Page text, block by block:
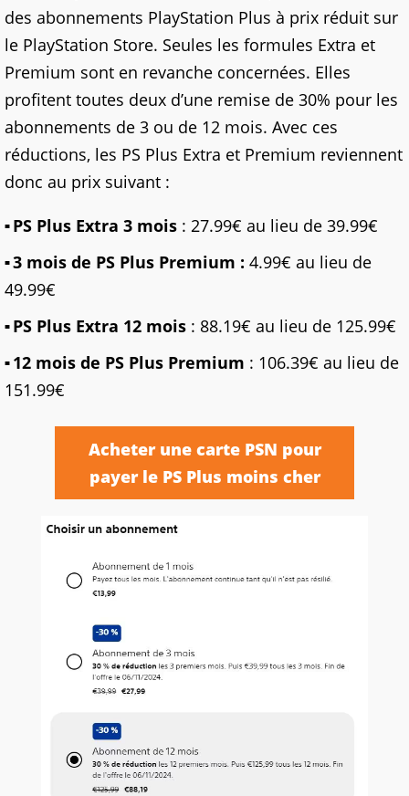
des abonnements PlayStation Plus à prix réduit sur
le PlayStation Store. Seules les formules Extra et
Premium sont en revanche concernées. Elles
profitent toutes deux d’une remise de 30% pour les
abonnements de 3 ou de 12 mois. Avec ces
réductions, les PS Plus Extra et Premium reviennent
donc au prix suivant :
PS Plus Extra 3 mois : 27.99€ au lieu de 39.99€
3 mois de PS Plus Premium : 4.99€ au lieu de
49.99€
PS Plus Extra 12 mois : 88.19€ au lieu de 125.99€
12 mois de PS Plus Premium : 106.39€ au lieu de
151.99€
Acheter une carte PSN pour
payer le PS Plus moins cher